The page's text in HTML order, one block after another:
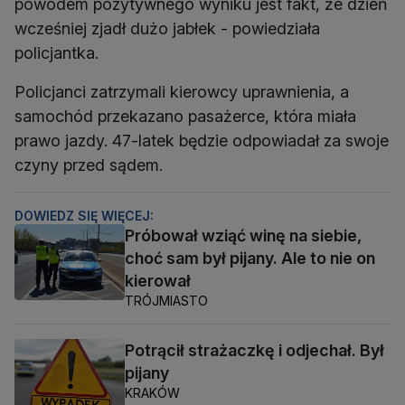
powodem pozytywnego wyniku jest fakt, że dzień
wcześniej zjadł dużo jabłek - powiedziała
policjantka.
Policjanci zatrzymali kierowcy uprawnienia, a
samochód przekazano pasażerce, która miała
prawo jazdy. 47-latek będzie odpowiadał za swoje
czyny przed sądem.
DOWIEDZ SIĘ WIĘCEJ:
Próbował wziąć winę na siebie,
choć sam był pijany. Ale to nie on
kierował
TRÓJMIASTO
Potrącił strażaczkę i odjechał. Był
pijany
KRAKÓW